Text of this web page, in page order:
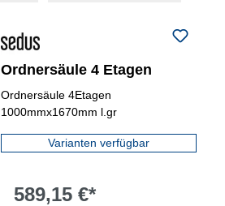
Ordnersäule 4 Etagen
Ordnersäule 4Etagen
1000mmx1670mm l.gr
Varianten verfügbar
589,15 €*